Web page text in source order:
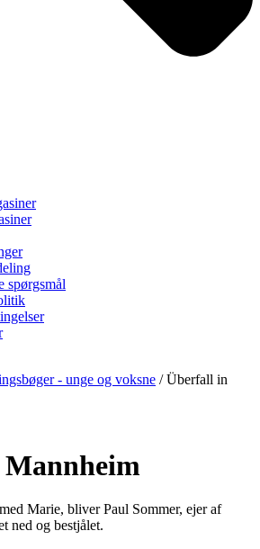
spørgsmål
- unge og voksne / Überfall in
Marie, bliver Paul Sommer, ejer af
ned og bestjålet.